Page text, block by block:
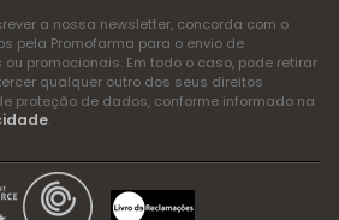
a nossa newsletter, concorda com o
pela Promofarma para o envio de
promocionais. Em todo o caso, pode retirar
qualquer outro dos seus direitos
proteção de dados, conforme informado na
.